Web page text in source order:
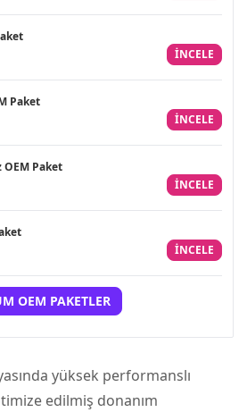
INCELE
Paket
INCELE
OEM Paket
INCELE
INCELE
OEM PAKETLER
yüksek performanslı
edilmiş donanım